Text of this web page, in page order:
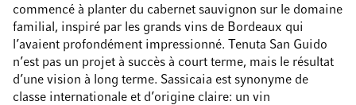
commencé à planter du cabernet sauvignon sur le domaine
familial, inspiré par les grands vins de Bordeaux qui
l’avaient profondément impressionné. Tenuta San Guido
n’est pas un projet à succès à court terme, mais le résultat
d’une vision à long terme. Sassicaia est synonyme de
classe internationale et d’origine claire: un vin